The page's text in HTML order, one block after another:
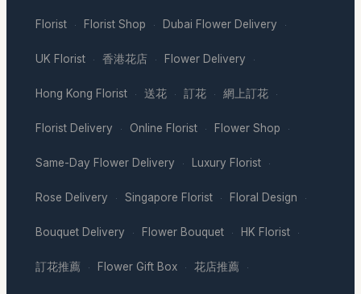
Florist · Florist Shop · Dubai Flower Delivery ·
UK Florist · 香港花店 · Flower Delivery ·
Hong Kong Florist · 送花 · 訂花 · 網上訂花 ·
Florist Delivery · Online Florist · Flower Shop ·
Same-Day Flower Delivery · Luxury Florist ·
Rose Delivery · Singapore Florist · Floral Design ·
Bouquet Delivery · Flower Bouquet · HK Florist ·
訂花推薦 · Flower Gift Box · 花店推薦 ·